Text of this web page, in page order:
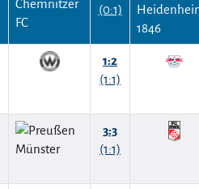
(0:1)
1:2
(1:1)
3:3
(1:1)